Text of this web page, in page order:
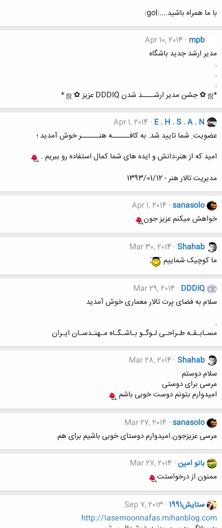
با ما همراه باشید....:gol:
mpb
Apr 10, 2014
مدیر ارشد جدید باشگاه
.
.
.
*ஜ ✿ جشن مدیر ارشــــد شدن DDDIQ عزیز ✿ ஜ *
E . H . S . A . N
Apr 1, 2014
عضویت ِ شما تایید شد. به کافــــــه هنــــــر خوش آمدید ؛
امید که از هنر،دانش و ایده های شما کمال استفاده رو ببریم .
مدیریت تالار هنر - 1393/01/12
sanasolo
Apr 1, 2014
خواهش میکنم عزیز جون
Shahab
Mar 30, 2014
ما کوچیک شماییم
DDDIQ
Mar 29, 2014
سلام به فضای پرت تالار معماری خوش آمدید
.
مسـابـقـه طـراحـی لـوگـو بـاشـگـاه مـهنـدسـان ایـران
Shahab
Mar 28, 2014
سلام دوستم
مرسی برای دوستی
امیدوارم بتونم دوست خوبی باشم
sanasolo
Mar 27, 2014
مرسی عزیزجون.امیدوارم دوستای خوبی باشیم برای هم
بانو امین Mar 27, 2014
ممنون از درخواستت
ستایش1991
Sep 7, 2013
http://1asemoonnafas.mihanblog.com